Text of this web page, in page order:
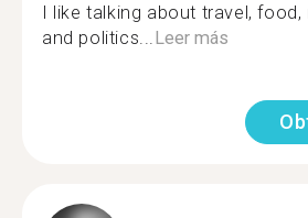
I like talking about travel, food,
and politics... Leer más